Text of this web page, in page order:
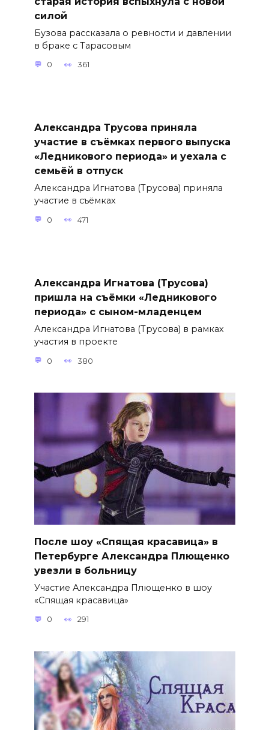
силой
Бузова рассказала о ревности и давлении
в браке с Тарасовым
0 361
Александра Трусова приняла
участие в съёмках первого выпуска
«Ледникового периода» и уехала с
семьёй в отпуск
Александра Игнатова (Трусова) приняла
участие в съёмках
0 471
Александра Игнатова (Трусова)
пришла на съёмки «Ледникового
периода» с сыном-младенцем
Александра Игнатова (Трусова) в рамках
участия в проекте
0 380
После шоу «Спящая красавица» в
Петербурге Александра Плющенко
увезли в больницу
Участие Александра Плющенко в шоу
«Спящая красавица»
0 291